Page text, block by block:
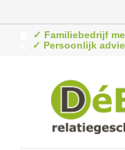
✓ Familiebedrijf
✓ Persoonlijk